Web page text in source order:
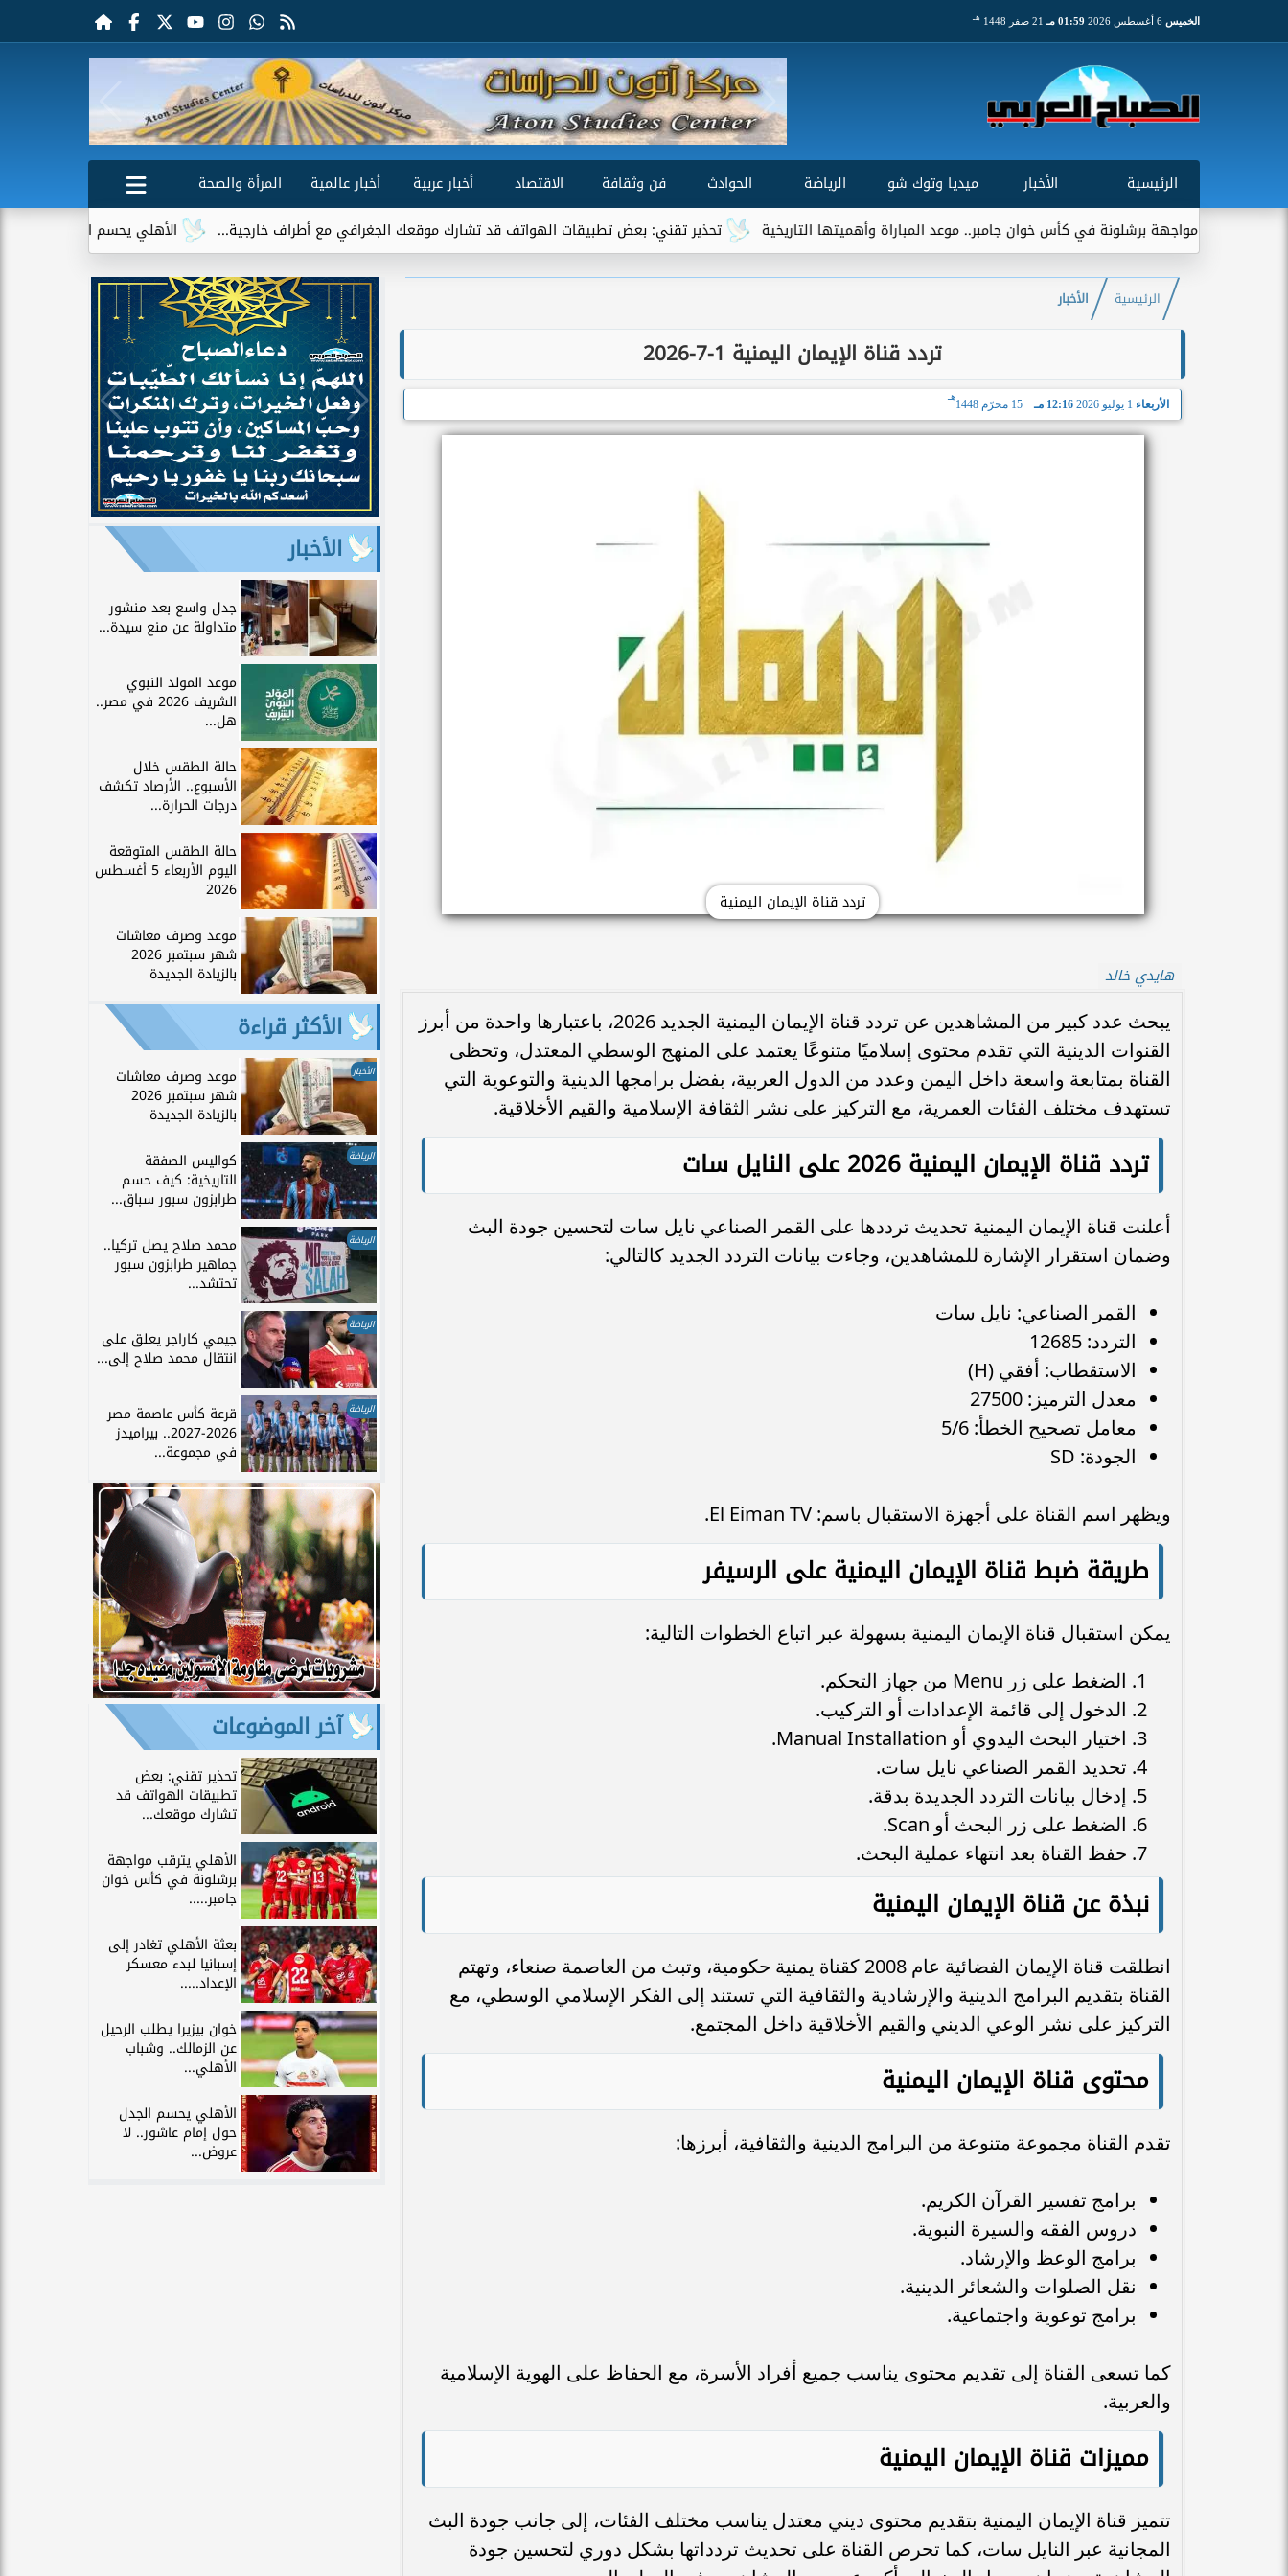
الخميس 01:59 مـ 21 صفر 1448 هـ
الرئيسية الأخبار ميديا وتوك شو الرياضة الحوادث فن وثقافة الاقتصاد أخبار عربية أخبار عالمية
المرأة والصحة
الأهلي يحسم الجدل حول إمام عاشور..
تحذير تقني: بعض تطبيقات الهواتف قد تشارك موقعك الجغرافي مع أطراف خارجية... مواجهة برشلونة في كأس خوان جامبر.. موعد المباراة وأهميتها التاريخية
الرئيسية الأخبار
تردد قناة الإيمان اليمنية 1-7-2026
الأربعاء 12:16 مـ 15 محرّم 1448
هـ
تردد قناة الإيمان اليمنية
هايدي خالد
يبحث عدد كبير من المشاهدين عن تردد قناة الإيمان اليمنية الجديد 2026، باعتبارها واحدة من أبرز
القنوات الدينية التي تقدم محتوى إسلاميًا متنوعًا يعتمد على المنهج الوسطي المعتدل، وتحظى
القناة بمتابعة واسعة داخل اليمن وعدد من الدول العربية، بفضل برامجها الدينية والتوعوية التي
تستهدف مختلف الفئات العمرية، مع التركيز على نشر الثقافة الإسلامية والقيم الأخلاقية.
تردد قناة الإيمان اليمنية 2026 على النايل سات
أعلنت قناة الإيمان اليمنية تحديث ترددها على القمر الصناعي نايل سات لتحسين جودة البث
وضمان استقرار الإشارة للمشاهدين، وجاءت بيانات التردد الجديد كالتالي:
القمر الصناعي: نايل سات
التردد: 12685
الاستقطاب: أفقي (H)
معدل الترميز: 27500
معامل تصحيح الخطأ: 5/6
الجودة: SD
ويظهر اسم القناة على أجهزة الاستقبال باسم: El Eiman TV.
طريقة ضبط قناة الإيمان اليمنية على الرسيفر
يمكن استقبال قناة الإيمان اليمنية بسهولة عبر اتباع الخطوات التالية:
الضغط على زر Menu من جهاز التحكم.
الدخول إلى قائمة الإعدادات أو التركيب.
اختيار البحث اليدوي أو Manual Installation.
تحديد القمر الصناعي نايل سات.
إدخال بيانات التردد الجديدة بدقة.
الضغط على زر البحث أو Scan.
حفظ القناة بعد انتهاء عملية البحث.
نبذة عن قناة الإيمان اليمنية
انطلقت قناة الإيمان الفضائية عام 2008 كقناة يمنية حكومية، وتبث من العاصمة صنعاء، وتهتم
القناة بتقديم البرامج الدينية والإرشادية والثقافية التي تستند إلى الفكر الإسلامي الوسطي، مع
التركيز على نشر الوعي الديني والقيم الأخلاقية داخل المجتمع.
محتوى قناة الإيمان اليمنية
تقدم القناة مجموعة متنوعة من البرامج الدينية والثقافية، أبرزها:
برامج تفسير القرآن الكريم.
دروس الفقه والسيرة النبوية.
برامج الوعظ والإرشاد.
نقل الصلوات والشعائر الدينية.
برامج توعوية واجتماعية.
كما تسعى القناة إلى تقديم محتوى يناسب جميع أفراد الأسرة، مع الحفاظ على الهوية الإسلامية
والعربية.
مميزات قناة الإيمان اليمنية
تتميز قناة الإيمان اليمنية بتقديم محتوى ديني معتدل يناسب مختلف الفئات، إلى جانب جودة البث
المجانية عبر النايل سات، كما تحرص القناة على تحديث تردداتها بشكل دوري لتحسين جودة
الأخبار
جدل واسع بعد منشور
متداولة عن منع سيدة...
موعد المولد النبوي
الشريف 2026 في مصر..
هل...
حالة الطقس خلال
الأسبوع.. الأرصاد تكشف
درجات الحرارة...
حالة الطقس المتوقعة
اليوم الأربعاء 5 أغسطس
2026
موعد وصرف معاشات
شهر سبتمبر 2026
بالزيادة الجديدة
الأكثر قراءة
الأخبار موعد وصرف معاشات
شهر سبتمبر 2026
بالزيادة الجديدة
الرياضة كواليس الصفقة
التاريخية: كيف حسم
طرابزون سبور سباق...
الرياضة محمد صلاح يصل تركيا..
جماهير طرابزون سبور
تحتشد...
الرياضة
جيمي كاراجر يعلق على
انتقال محمد صلاح إلى...
الرياضة قرعة كأس عاصمة مصر
2026-2027.. بيراميدز
في مجموعة...
آخر الموضوعات
تحذير تقني: بعض
تطبيقات الهواتف قد
تشارك موقعك...
الأهلي يترقب مواجهة
برشلونة في كأس خوان
جامبر.....
بعثة الأهلي تغادر إلى
إسبانيا لبدء معسكر
الإعداد.....
خوان بيزيرا يطلب الرحيل
عن الزمالك.. وشباب
الأهلي...
الأهلي يحسم الجدل
حول إمام عاشور.. لا
عروض...